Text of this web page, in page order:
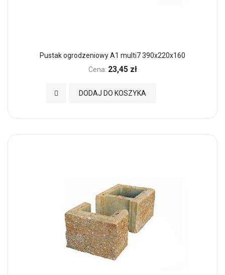
Pustak ogrodzeniowy A1 multi7 390x220x160
Cena: 23,45 zł
DODAJ DO KOSZYKA
Dodaj do Ulubionych